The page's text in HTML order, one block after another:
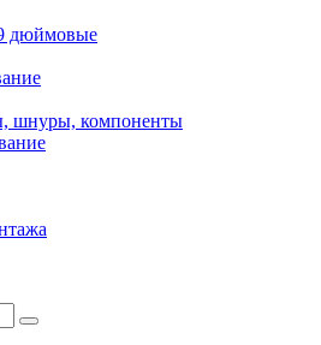
дюймовые
шнуры, компоненты